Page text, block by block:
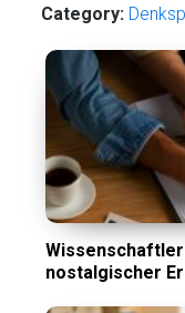
Category:
nostalgischer